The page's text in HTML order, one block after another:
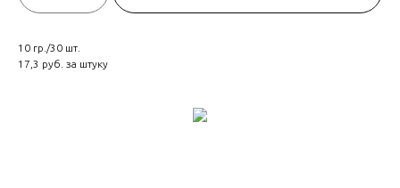
10 гр./30 шт.
17,3 руб. за штуку